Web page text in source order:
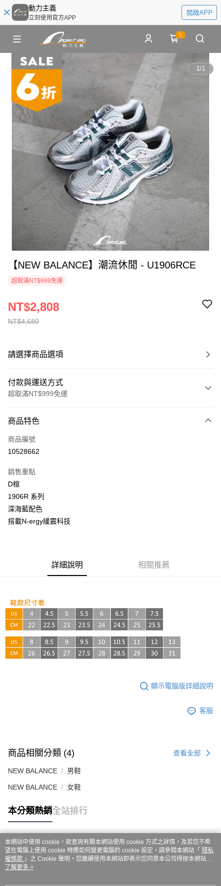
動力主義
立刻使用官方APP
開啟APP
0
1/1
【NEW BALANCE】潮流休閒 - U1906RCE
超取滿NT$999免運
NT$4,680
NT$2,808
請選擇商品選項
付款與運送方式
超取滿NT$999免運
信用卡一次付款
超商取貨付款
Apple Pay
街口支付
悠遊付
【關於「AFTEE先享後付」】
AFTEE先享後付是「在收到商品之後才付款」的支付方式。 讓您購物簡單
３．安心：先確認商品／服務後，再付款。
【「AFTEE先享後付」結帳流程】
１．於結帳方式選擇「AFTEE先享後付」後，將跳轉至「AFTEE先享後付」
結帳頁面，進行簡訊認證並確認金額後，即可完成結帳。
２．訂單成立數日內，您將收到繳費通知簡訊。
３．收到繳費通知簡訊後14天內，點擊此簡訊中的連結，可透過四大超商／
購買商品的店家。未經商家同意取消之訂單仍視為有效，需透過AFTEE先享
是否繳費成功／繳費後需取消欲退款等相關疑問，請聯繫「AFTEE先享後付
１．透過由恩沛科技股份有限公司提供之「AFTEE先享後付」服務完成之交
易，需依本服務之必要範圍內提供個人資料，並將交易相關給付款項請求債
２．關於個人資料處理事宜，請瀏覽以下網址：
https://aftee.tw/terms/#terms3
３．未成年的使用者請事先徵得法定代理人或監護人之同意方可使用
任。
５．嚴禁一人註冊多個帳號或使用他人資訊註冊。若發現惡意使用之情形，
恩沛科技股份有限公司將有權停止該用戶之使用額度並採取法律行動。
全家取貨付款
每筆NT$60，滿NT$999(含以上)免運費
付款後全家取貨
每筆NT$60，滿NT$999(含以上)免運費
每筆NT$80，滿NT$999(含以上)免運費
商品特色
商品編號
10528662
銷售重點
D楦
1906R 系列
深海藍配色
搭載N-ergy緩震科技
詳細說明 相關推薦
顯示電腦版詳細說明
客服
商品相關分類 (4) 查看全部
NEW BALANCE 男鞋
NEW BALANCE 女鞋
本分類熱銷全站排行
熱門標籤
本網站中使用 cookie，欲查詢有關本網站使用 cookie 方式之詳情，及若您不希
望在電腦上使用 cookie 時應如何變更電腦的 cookie 設定，請參閱本網站「 隱私
權條款 」之 Cookie 聲明。您繼續使用本網站即表示您同意本公司得按本網站使
用條款之 Cookie 聲明使用 cookie。
了解更多 >